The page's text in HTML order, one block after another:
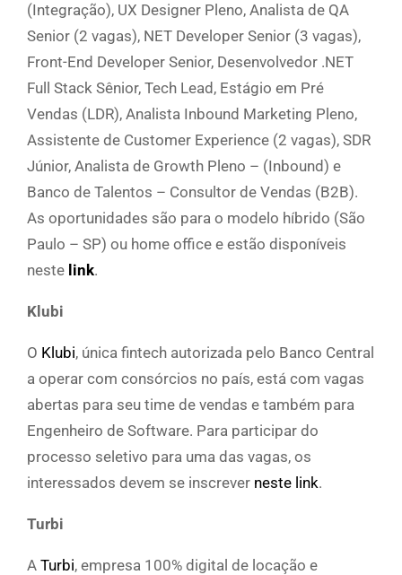
(Integração), UX Designer Pleno, Analista de QA
Senior (2 vagas), NET Developer Senior (3 vagas),
Front-End Developer Senior, Desenvolvedor .NET
Full Stack Sênior, Tech Lead, Estágio em Pré
Vendas (LDR), Analista Inbound Marketing Pleno,
Assistente de Customer Experience (2 vagas), SDR
Júnior, Analista de Growth Pleno – (Inbound) e
Banco de Talentos – Consultor de Vendas (B2B).
As oportunidades são para o modelo híbrido (São
Paulo – SP) ou home office e estão disponíveis
neste link.
Klubi
O Klubi, única fintech autorizada pelo Banco Central
a operar com consórcios no país, está com vagas
abertas para seu time de vendas e também para
Engenheiro de Software. Para participar do
processo seletivo para uma das vagas, os
interessados devem se inscrever neste link.
Turbi
A Turbi, empresa 100% digital de locação e